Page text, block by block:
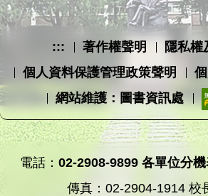
::: 著作權聲明
隱私權
個人資料保護管理政策聲明
網站維護：圖書資訊處
電話： 02-2908-9899 各單位分
傳真：02-2904-1914 校